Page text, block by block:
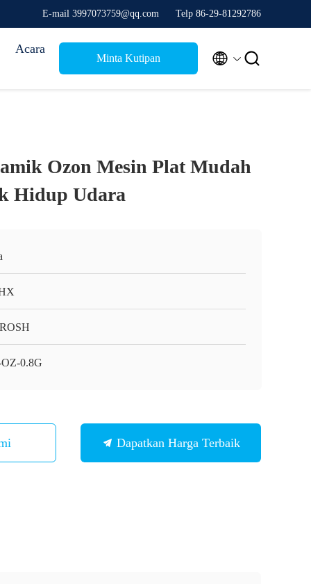
E-mail 3997073759@qq.com Telp 86-29-81292786
Acara
Minta Kutipan  
Ozon Mesin Plat Mudah
Hidup Udara
0.8G
Dapatkan Harga Terbaik